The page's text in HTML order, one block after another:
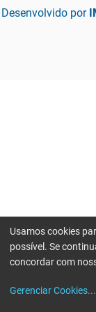
Desenvolvido por
Usamos cookies
possível. Se
concordar com
Gerenciar Cookies...
Erro ao enviar